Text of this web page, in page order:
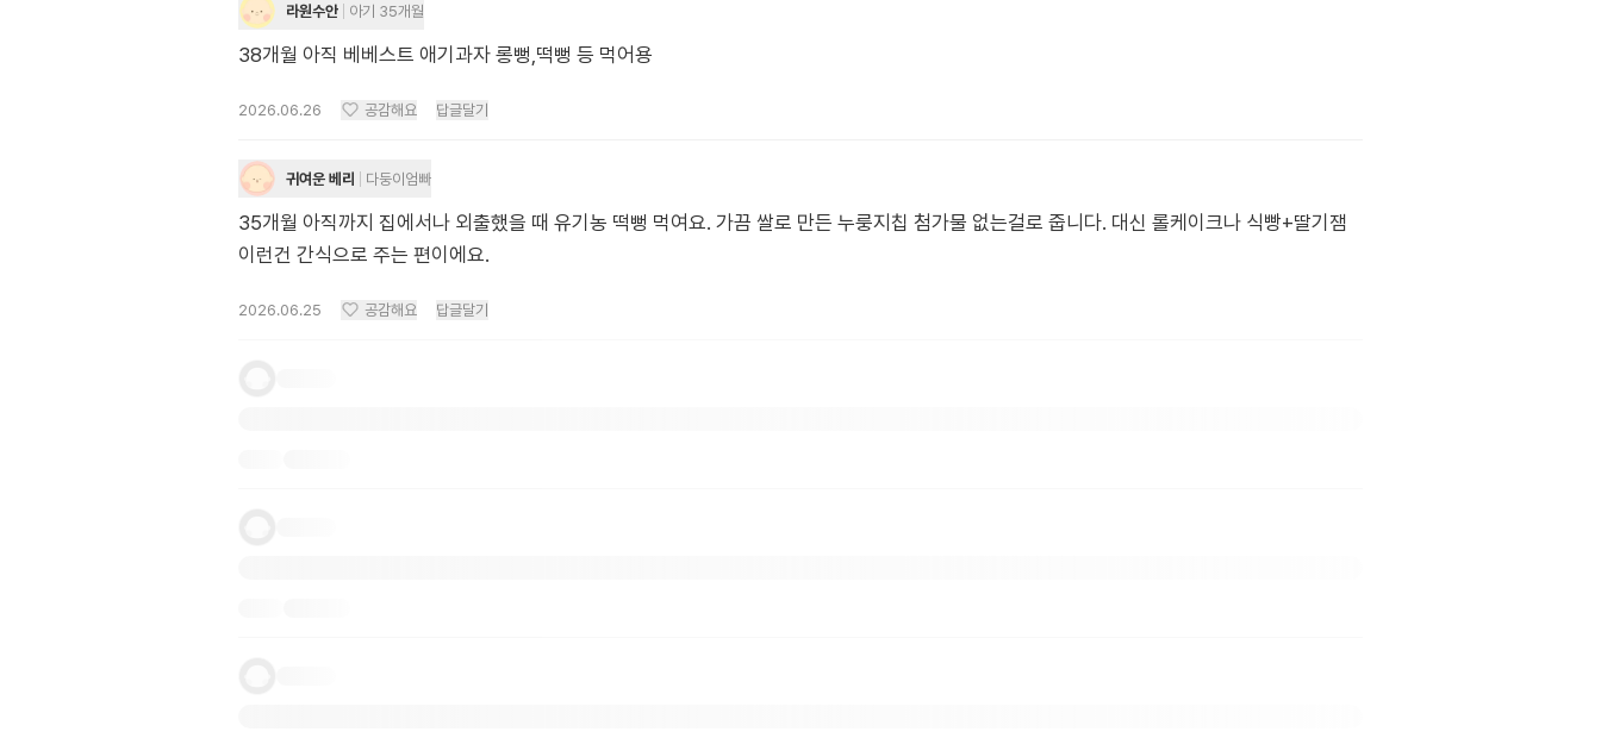
라원수안 아기 35개월
38개월 아직 베베스트 애기과자 롱뻥,떡뻥 등 먹어용
2026.06.26 공감해요 답글달기
귀여운 베리 다둥이엄빠
35개월 아직까지 집에서나 외출했을 때 유기농 떡뻥 먹여요. 가끔 쌀로 만든 누룽지칩 첨가물 없는걸로 줍니다. 대신 롤케이크나 식빵+딸기잼
이런건 간식으로 주는 편이에요.
2026.06.25 공감해요 답글달기